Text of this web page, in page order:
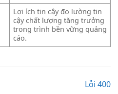
Lợi íchtin cậy đo lườngtin
cậy chất lượngtăng trưởng
trong trình bền vững quảng
cáo.
Lỗi 400